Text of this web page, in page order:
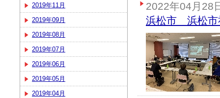
2019年11月
2019年09月
2019年08月
2019年07月
2019年06月
2019年05月
2019年04月
2022年04月28
浜松市 浜松市